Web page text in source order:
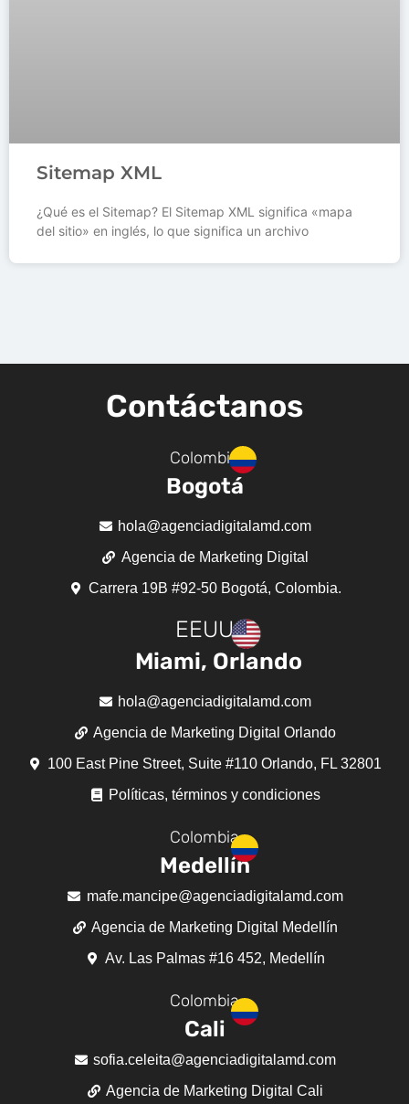
Sitemap XML
¿Qué es el Sitemap? El Sitemap XML significa «mapa
del sitio» en inglés, lo que significa un archivo
Contáctanos
Colombia
Bogotá
hola@agenciadigitalamd.com
Agencia de Marketing Digital
Carrera 19B #92-50 Bogotá, Colombia.
EEUU
Miami, Orlando
hola@agenciadigitalamd.com
Agencia de Marketing Digital Orlando
100 East Pine Street, Suite #110 Orlando, FL 32801
Políticas, términos y condiciones
Colombia
Medellín
mafe.mancipe@agenciadigitalamd.com
Agencia de Marketing Digital Medellín
Av. Las Palmas #16 452, Medellín
Colombia
Cali
sofia.celeita@agenciadigitalamd.com
Agencia de Marketing Digital Cali